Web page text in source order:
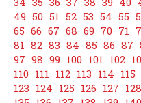
49 50 51 52 53 54 55
65 66 67 68 69 70 71
81 82 83 84 85 86 87
97 98 99 100 101 102
110 111 112 113 114 115
123 124 125 126 127 128